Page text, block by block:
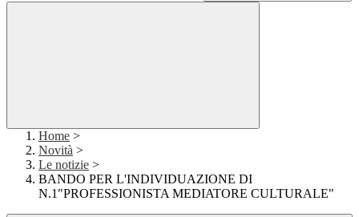
Home >
Novità >
Le notizie >
BANDO PER L'INDIVIDUAZIONE DI
N.1"PROFESSIONISTA MEDIATORE CULTURALE"